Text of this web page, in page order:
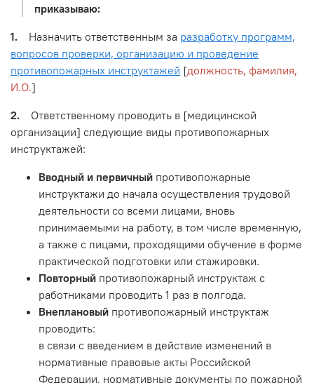
приказываю:
1. Назначить ответственным за разработку программ,
вопросов проверки, организацию и проведение
противопожарных инструктажей [должность, фамилия,
И.О.]
2. Ответственному проводить в [медицинской
организации] следующие виды противопожарных
инструктажей:
Вводный и первичный противопожарные
инструктажи до начала осуществления трудовой
деятельности со всеми лицами, вновь
принимаемыми на работу, в том числе временную,
а также с лицами, проходящими обучение в форме
практической подготовки или стажировки.
Повторный противопожарный инструктаж с
работниками проводить 1 раз в полгода.
Внеплановый противопожарный инструктаж
проводить:
в связи с введением в действие изменений в
нормативные правовые акты Российской
Федерации, нормативные документы по пожарной